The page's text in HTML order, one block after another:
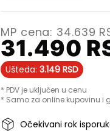
MP cena: 34.639
31.490
Ušteda: 3.149 RSD
* PDV je uključen u cenu
* Samo za online kupovinu i
Očekivani rok